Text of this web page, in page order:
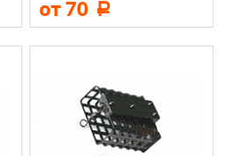
от 70 Р